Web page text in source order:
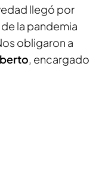
llegó por
de la pandemia
obligaron a
, encargado